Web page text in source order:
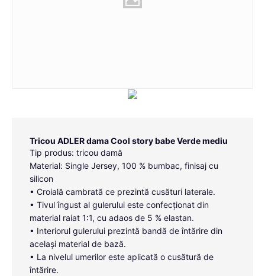
Tricou ADLER dama Cool story babe Verde mediu
Tip produs: tricou damă
Material: Single Jersey, 100 % bumbac, finisaj cu
silicon
• Croială cambrată ce prezintă cusături laterale.
• Tivul îngust al gulerului este confecționat din
material raiat 1:1, cu adaos de 5 % elastan.
• Interiorul gulerului prezintă bandă de întărire din
același material de bază.
• La nivelul umerilor este aplicată o cusătură de
întărire.